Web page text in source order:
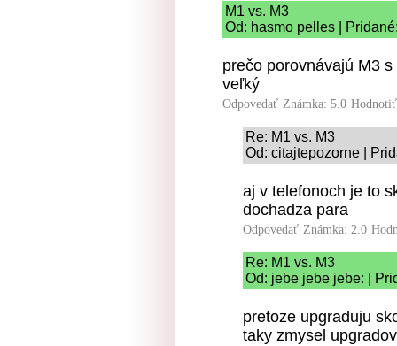
M1 vs. M3
Od: hasmo pelles |
prečo porovnávajú M3
veľký
Odpovedať Známka: 5.0
Re: M1 vs. M3
Od: citajtepozorne |
aj v telefonoch je to
dochadza para
Odpovedať Známka: 2.0
Re: M1 vs. M3
Od: jebe jebe jebe: |
pretoze upgraduju
taky zmysel